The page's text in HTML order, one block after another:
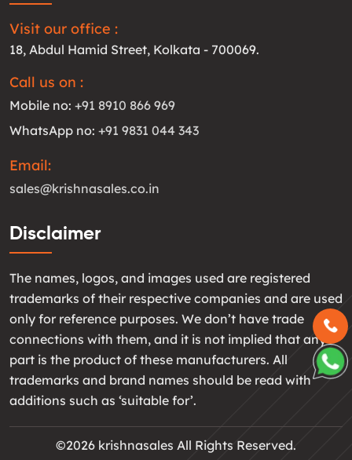
Visit our office :
18, Abdul Hamid Street, Kolkata - 700069.
Call us on :
Mobile no: +91 8910 866 969
WhatsApp no: +91 9831 044 343
Email:
sales@krishnasales.co.in
Disclaimer
The names, logos, and images used are registered
trademarks of their respective companies and are used
only for reference purposes. We don’t have trade
connections with them, and it is not implied that any
part is the product of these manufacturers. All
trademarks and brand names should be read with
additions such as ‘suitable for’.
©2026 krishnasales All Rights Reserved.